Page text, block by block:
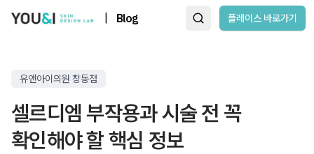
Blog 플레이스 바로가기
유앤아이의원 창동점
셀르디엠 부작용과 시술 전 꼭
확인해야 할 핵심 정보